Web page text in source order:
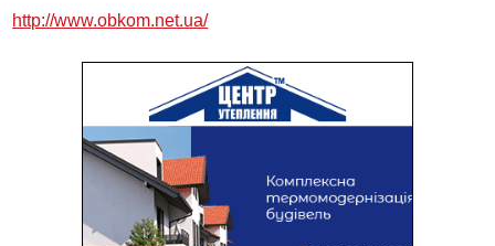
http://www.obkom.net.ua/